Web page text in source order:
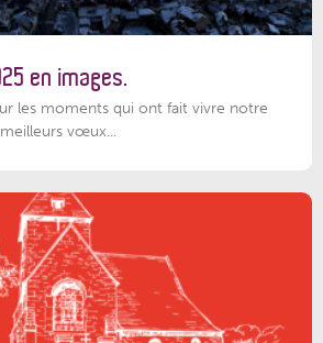
en images.
les moments qui ont fait vivre notre
vœux...